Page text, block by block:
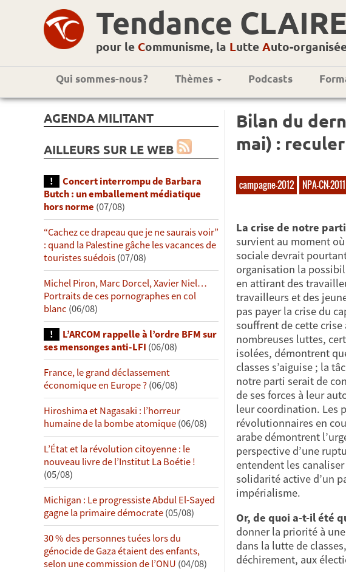
Tendance CLAIRE
pour le Communisme, la Lutte Auto-
Qui sommes-nous ? Thèmes Podcasts
AGENDA MILITANT
AILLEURS SUR LE WEB
Concert interrompu de Barbara
Butch : un emballement médiatique
hors norme (07/08)
“Cachez ce drapeau que je ne saurais voir”
: quand la Palestine gâche les vacances de
touristes suédois(07/08)
Michel Piron, Marc Dorcel, Xavier Niel…
Portraits de ces pornographes en col
blanc (06/08)
L’ARCOM rappelle à l’ordre BFM sur
ses mensonges anti-LFI (06/08)
France, le grand déclassement
économique en Europe ?(06/08)
Hiroshima et Nagasaki : l’horreur
humaine de la bombe atomique(06/08)
L’État et la révolution citoyenne : le
nouveau livre de l’Institut La Boétie !
(05/08)
Michigan : Le progressiste Abdul El-Sayed
gagne la primaire démocrate(05/08)
30 % des personnes tuées lors du
génocide de Gaza étaient des enfants,
selon une commission de l’ONU (04/08)
Bilan du
mai) :
campagne-2012 NPA-CN-2011
La crise de notre
survient au moment
sociale devrait
organisation la
en attirant des
travailleurs et des
pas payer la crise du
souffrent de cette
nombreuses luttes,
isolées, démontrent
classes s’aiguise ; la
notre parti serait de
de ses forces à leur
leur coordination. Les
révolutionnaires en
arabe démontrent
perspective d’une
entendent les
solidarité active d’un
impérialisme.
Or, de quoi a-t-il été
donner la priorité à
dans la lutte de
déchirement, aux